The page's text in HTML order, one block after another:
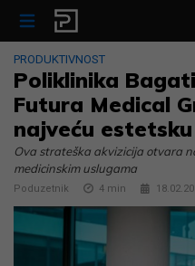
Skip to content
PRODUKTIVNOST
Poliklinika
Futura Medical
najveću
Ova strateška akvizicija otvara
medicinskim uslugama
Poduzetnik 4 min